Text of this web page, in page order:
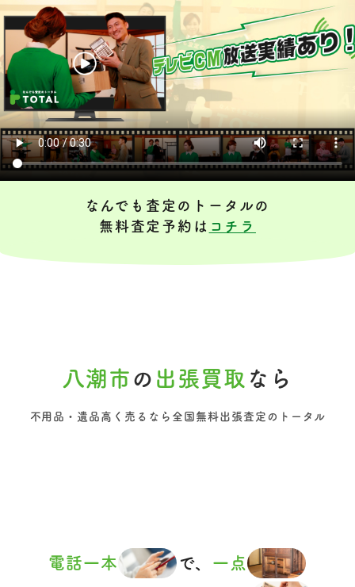
なんでも査定のトータルの
無料査定予約は コチラ
八潮市 の 出張買取 なら
不用品・遺品高く売るなら全国無料出張査定のトータル
電話一本 で、 一点